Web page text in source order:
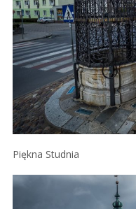
Piękna Studnia